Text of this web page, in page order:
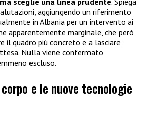
aggiungendo un riferimento
in Albania per un intervento ai
apparentemente marginale, che però
il quadro più concreto e a lasciare
Nulla viene confermato
escluso.
e le nuove tecnologie